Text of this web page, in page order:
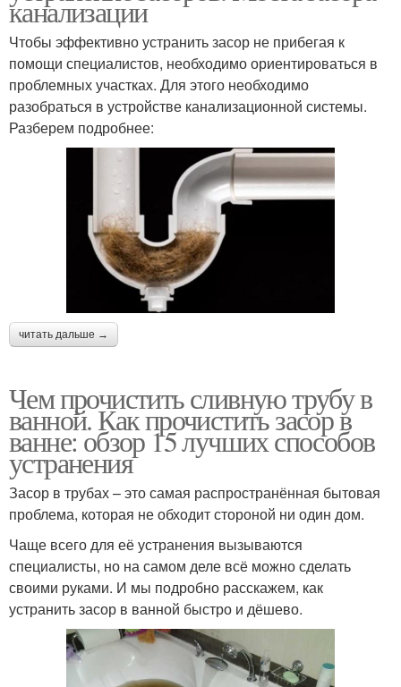
канализации
Чтобы эффективно устранить засор не прибегая к
помощи специалистов, необходимо ориентироваться в
проблемных участках. Для этого необходимо
разобраться в устройстве канализационной системы.
Разберем подробнее:
читать дальше →
Чем прочистить сливную трубу в
ванной. Как прочистить засор в
ванне: обзор 15 лучших способов
устранения
Засор в трубах – это самая распространённая бытовая
проблема, которая не обходит стороной ни один дом.
Чаще всего для её устранения вызываются
специалисты, но на самом деле всё можно сделать
своими руками. И мы подробно расскажем, как
устранить засор в ванной быстро и дёшево.